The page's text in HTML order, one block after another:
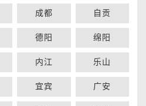
成都 自贡
德阳 绵阳
内江 乐山
宜宾 广安